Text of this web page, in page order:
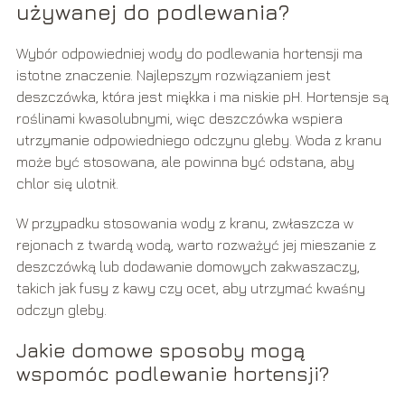
używanej do podlewania?
Wybór odpowiedniej wody do podlewania hortensji ma
istotne znaczenie. Najlepszym rozwiązaniem jest
deszczówka, która jest miękka i ma niskie pH. Hortensje są
roślinami kwasolubnymi, więc deszczówka wspiera
utrzymanie odpowiedniego odczynu gleby. Woda z kranu
może być stosowana, ale powinna być odstana, aby
chlor się ulotnił.
W przypadku stosowania wody z kranu, zwłaszcza w
rejonach z twardą wodą, warto rozważyć jej mieszanie z
deszczówką lub dodawanie domowych zakwaszaczy,
takich jak fusy z kawy czy ocet, aby utrzymać kwaśny
odczyn gleby.
Jakie domowe sposoby mogą
wspomóc podlewanie hortensji?